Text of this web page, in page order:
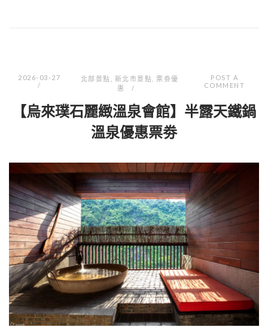
2026-03-27 北部景點 新北市景點 ,票劵優
惠
POST A
COMMENT
【烏來璞石麗緻溫泉會館】半露天鐵鍋
溫泉優惠票劵